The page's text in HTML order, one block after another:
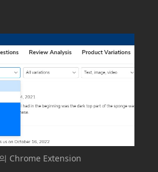
Chrome Extension